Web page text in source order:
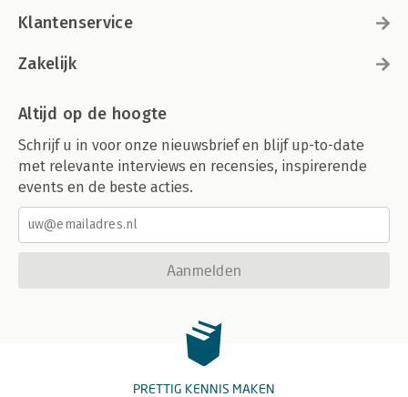
Klantenservice
Zakelijk
Altijd op de hoogte
Schrijf u in voor onze nieuwsbrief en blijf up-to-date
met relevante interviews en recensies, inspirerende
events en de beste acties.
Aanmelden
PRETTIG KENNIS MAKEN